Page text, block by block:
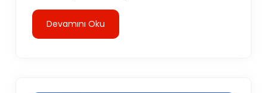
Devamını Oku